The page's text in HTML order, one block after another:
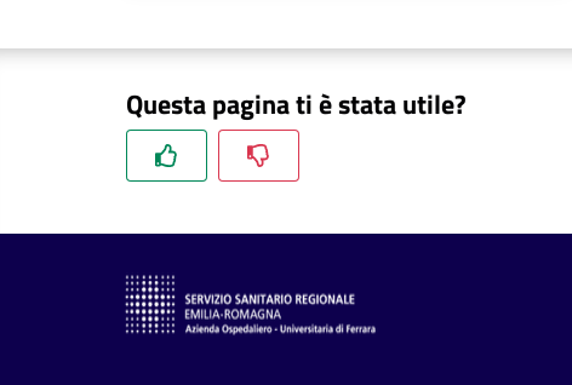
Questa pagina ti è stata utile?